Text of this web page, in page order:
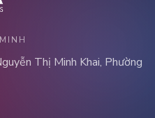
Thị Minh Khai, Phường